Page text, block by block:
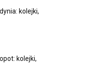
kolejki,
kolejki,